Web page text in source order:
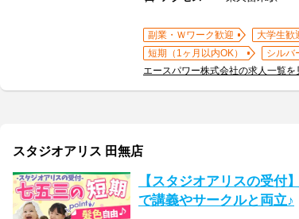
副業・Ｗワーク歓迎 大学生歓
短期（1ヶ月以内OK）
シルバ
エースパワー株式会社の求人一覧を
スタジオアリス 田無店
【スタジオアリスの受
で講義やサークルと両立♪